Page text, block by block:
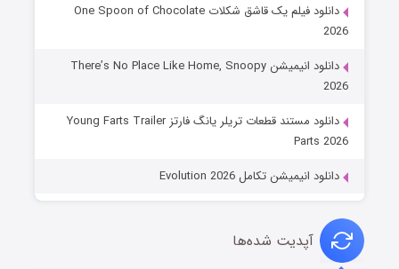
دانلود فیلم یک قاشق شکلات One Spoon of Chocolate
2026
دانلود انیمیشن There’s No Place Like Home, Snoopy
2026
دانلود مستند قطعات تریلر یانگ فارتز Young Farts Trailer
Parts 2026
دانلود انیمیشن تکامل Evolution 2026
آپدیت شده‌ها